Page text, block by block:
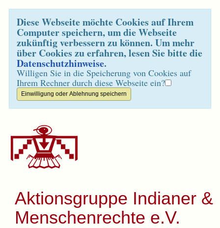
Diese Webseite möchte Cookies auf Ihrem
Computer speichern, um die Webseite
zukünftig verbessern zu können. Um mehr
über Cookies zu erfahren, lesen Sie bitte die
Datenschutzhinweise.
Willigen Sie in die Speicherung von Cookies auf
Ihrem Rechner durch diese Webseite ein?
Aktionsgruppe Indianer &
Menschenrechte e.V.